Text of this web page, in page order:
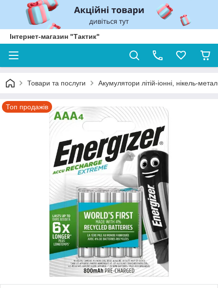
Інтернет-магазин "Тактик"
Товари та послуги Акумулятори літій-іонні, нікель-
Топ продажів